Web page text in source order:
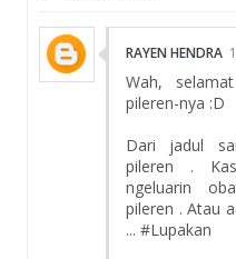
RAYEN HENDRA
Wah,
pileren-nya :D
Dari jadul
pileren .
ngeluarin
pileren . Atau
... #Lupakan